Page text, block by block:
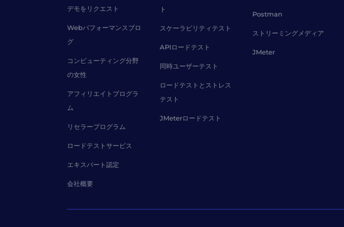
デモをリクエスト
Webパフォーマンスブロ
グ
コンピューティング分野
の女性
アフィリエイトプログラ
ム
リセラープログラム
ロードテストサービス
エキスパート認定
会社概要
ト
スケーラビリティテスト
APIロードテスト
同時ユーザーテスト
ロードテストとストレス
テスト
JMeterロードテスト
Postman
ストリーミングメディア
JMeter